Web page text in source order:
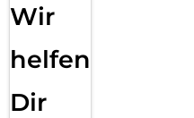
Wir
helfen
Dir